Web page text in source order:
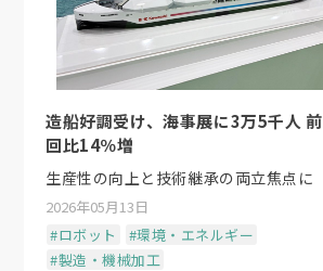
造船好調受け、海事展に3万5千人 前
回比14％増
生産性の向上と技術継承の両立焦点に
2026年05月13日
#ロボット
#環境・エネルギー
#製造・機械加工